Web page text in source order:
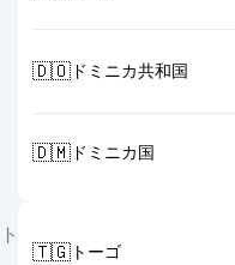
🇩🇴ドミニカ共和国
🇩🇲ドミニカ国
ト
🇹🇬トーゴ